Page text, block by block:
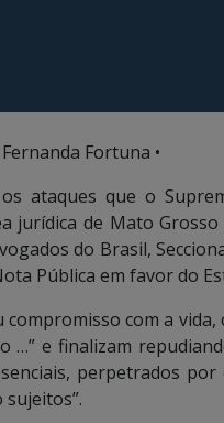
Fortuna •
ataques que o
jurídica de Mato
do Brasil,
Pública em favor do
com a
…” e finalizam
perpetrados